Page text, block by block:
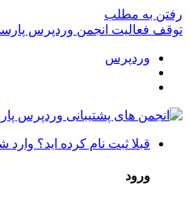
رفتن به مطلب
توقف فعالیت انجمن وردپرس
وردپرس
قبلا ثبت نام کرده اید؟ وارد
ورود